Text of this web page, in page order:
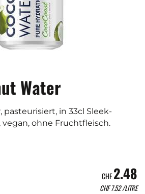
Water
pasteurisiert, in 33cl Sleek-
vegan, ohne Fruchtfleisch.
CHF2.48
CHF7.52/LITRE